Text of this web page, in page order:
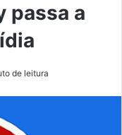
passa a
de leitura